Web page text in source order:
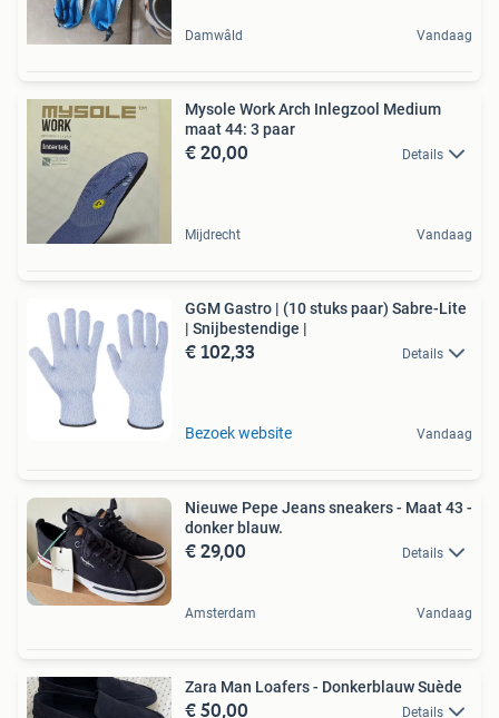
Damwâld Vandaag
Mysole Work Arch Inlegzool Medium
maat 44: 3 paar
€ 20,00 Details
Mijdrecht Vandaag
GGM Gastro | (10 stuks paar) Sabre-Lite
| Snijbestendige |
€ 102,33 Details
Bezoek website Vandaag
Nieuwe Pepe Jeans sneakers - Maat 43 -
donker blauw.
€ 29,00 Details
Amsterdam Vandaag
Zara Man Loafers - Donkerblauw Suède
€ 50,00 Details